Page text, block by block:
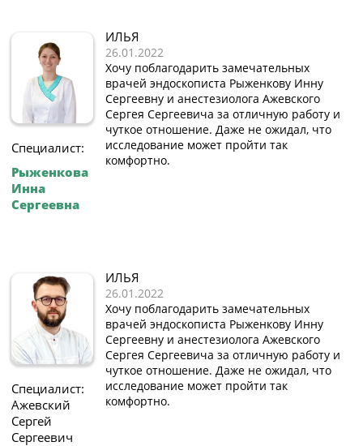
Специалист:
Рыженкова
Инна
Сергеевна
ИЛЬЯ
26.01.2022
Хочу поблагодарить замечательных
врачей эндоскописта Рыженкову Инну
Сергеевну и анестезиолога Ажевского
Сергея Сергеевича за отличную работу и
чуткое отношение. Даже не ожидал, что
исследование может пройти так
комфортно.
Специалист:
Ажевский
Сергей
Сергеевич
ИЛЬЯ
26.01.2022
Хочу поблагодарить замечательных
врачей эндоскописта Рыженкову Инну
Сергеевну и анестезиолога Ажевского
Сергея Сергеевича за отличную работу и
чуткое отношение. Даже не ожидал, что
исследование может пройти так
комфортно.